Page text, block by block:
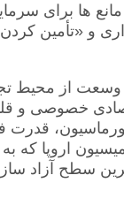
ها برای
و «تأمین
وسعت از محیط
خصوصی و
قدرت
اروپا که
سطح آزاد